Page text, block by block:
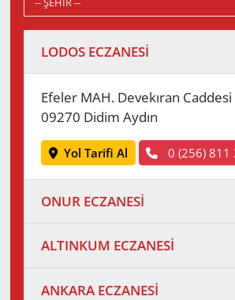
LODOS ECZANESİ
Efeler MAH. Devekıran
09270 Didim Aydın
Yol Tarifi Al 0 (256) 811
ONUR ECZANESİ
ALTINKUM ECZANESİ
ANKARA ECZANESİ